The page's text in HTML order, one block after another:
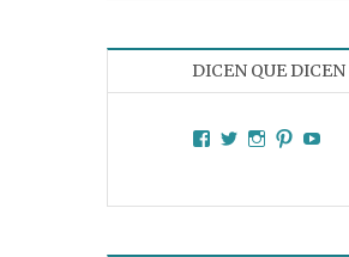
DICEN QUE DICEN
Facebook
TwitterInstagram
Pinterest